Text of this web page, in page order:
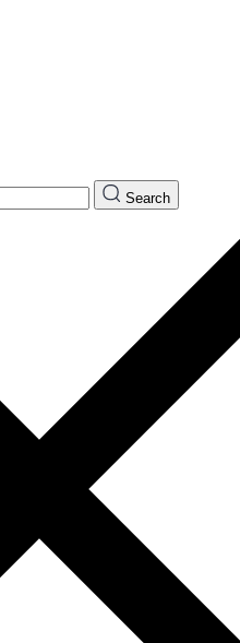
Search